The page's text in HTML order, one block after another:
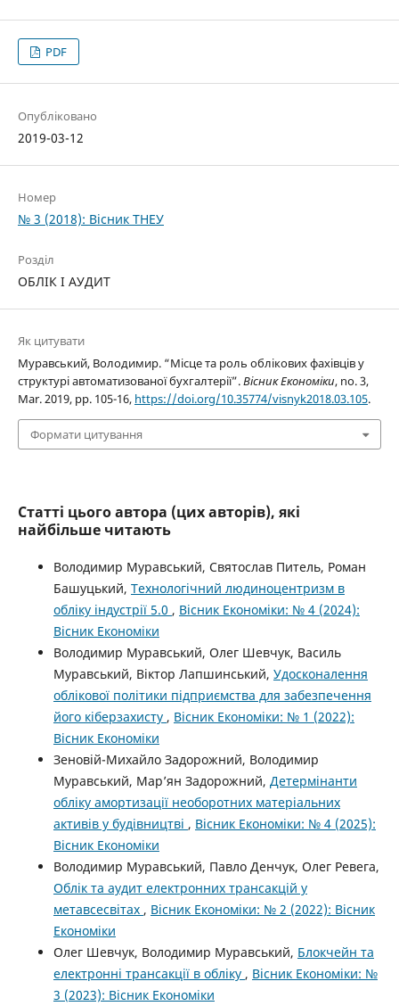
PDF
Опубліковано
2019-03-12
Номер
№ 3 (2018): Вісник ТНЕУ
Розділ
ОБЛІК І АУДИТ
Як цитувати
Муравський, Володимир. “Місце та роль облікових фахівців у
структурі автоматизованої бухгалтерії”.Вісник Економіки, no. 3,
Mar. 2019, pp. 105-16, https://doi.org/10.35774/visnyk2018.03.105.
Формати цитування
Статті цього автора (цих авторів), які
найбільше читають
Володимир Муравський, Святослав Питель, Роман
Башуцький, Технологічний людиноцентризм в
обліку індустрії 5.0 , Вісник Економіки: № 4 (2024):
Вісник Економіки
Володимир Муравський, Олег Шевчук, Василь
Муравський, Віктор Лапшинський, Удосконалення
облікової політики підприємства для забезпечення
його кіберзахисту , Вісник Економіки: № 1 (2022):
Вісник Економіки
Зеновій-Михайло Задорожний, Володимир
Муравський, Мар’ян Задорожний, Детермінанти
обліку амортизації необоротних матеріальних
активів у будівництві , Вісник Економіки: № 4 (2025):
Вісник Економіки
Володимир Муравський, Павло Денчук, Олег Ревега,
Облік та аудит електронних трансакцій у
метавсесвітах , Вісник Економіки: № 2 (2022): Вісник
Економіки
Олег Шевчук, Володимир Муравський, Блокчейн та
електронні трансакції в обліку , Вісник Економіки: №
3 (2023): Вісник Економіки